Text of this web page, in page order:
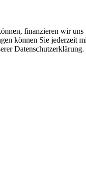
finanzieren wir
können Sie jederzeit
Datenschutzerklärung.